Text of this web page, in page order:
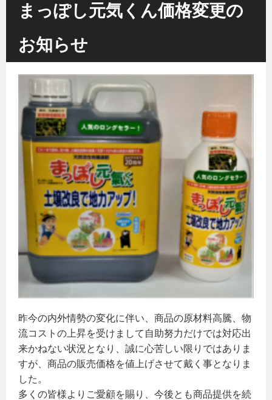
まっぽし元気くん価格変更の
お知らせ
昨今の内外情勢の変化に伴い、商品の原材料高騰、物
流コストの上昇を受けまして自助努力だけでは対応出
来かねない状況となり、誠に心苦しい限りではありま
すが、商品の販売価格を値上げさせて戴く事となりま
した。
多くの皆様よりご愛顧を賜り、今後とも商品提供を続